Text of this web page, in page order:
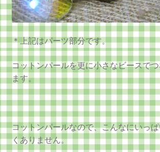
＊上記はパーツ部分です。
コットンパールを更に小さなビースで
ます。
コットンパールなので、こんなにいっ
くありません。